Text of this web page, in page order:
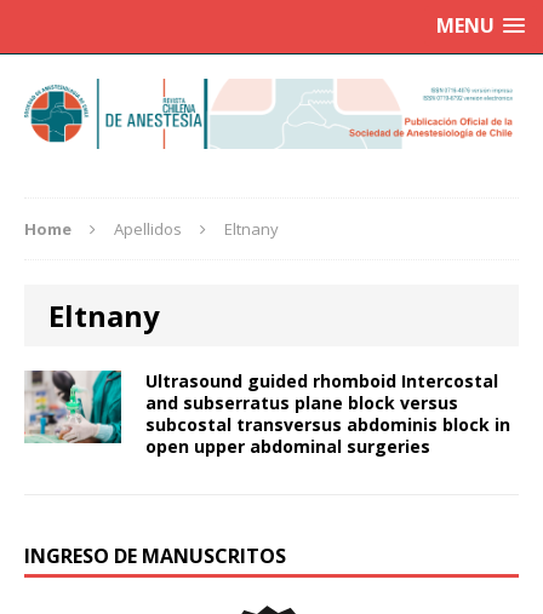
MENU
Home Apellidos Eltnany
Eltnany
Ultrasound guided rhomboid Intercostal
and subserratus plane block versus
subcostal transversus abdominis block in
open upper abdominal surgeries
INGRESO DE MANUSCRITOS